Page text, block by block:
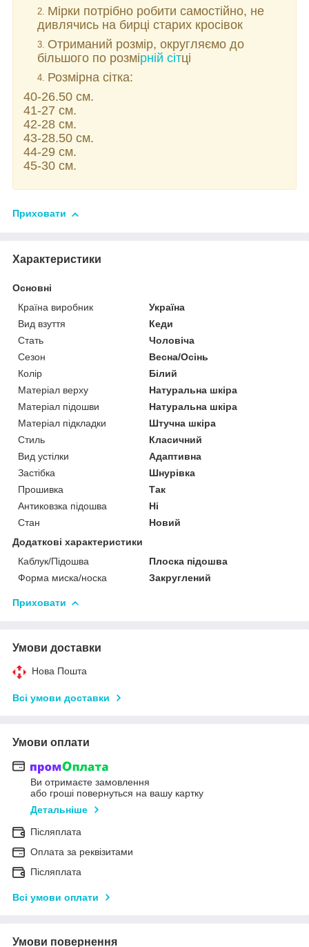
Мірки потрібно робити самостійно, не
дивлячись на бирці старих кросівок
Отриманий розмір, округляємо до
більшого по розмірній сітці
Розмірна сітка:
40-26.50 см.
41-27 см.
42-28 см.
43-28.50 см.
44-29 см.
45-30 см.
Приховати
Характеристики
Основні
Країна виробник
Україна
Вид взуття
Кеди
Стать
Чоловіча
Сезон
Весна/Осінь
Колір
Білий
Матеріал верху
Натуральна шкіра
Матеріал підошви
Натуральна шкіра
Матеріал підкладки
Штучна шкіра
Стиль
Класичний
Вид устілки
Адаптивна
Застібка
Шнурівка
Прошивка
Так
Антиковзка підошва
Ні
Стан
Новий
Додаткові характеристики
Каблук/Підошва
Плоска підошва
Форма миска/носка
Закруглений
Приховати
Умови доставки
Нова Пошта
Всі умови доставки
Умови оплати
Ви отримаєте замовлення
або гроші повернуться на вашу картку
Детальніше
Післяплата
Оплата за реквізитами
Післяплата
Всі умови оплати
Умови повернення